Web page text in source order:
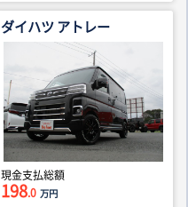
ダイハツ アトレー
現金支払総額
198.0 万円